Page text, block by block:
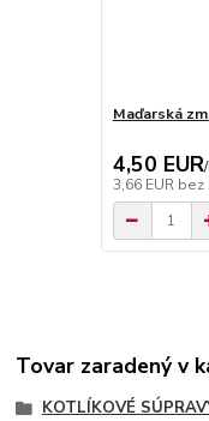
Maďarská
4,50 EUR/
3,66 EUR bez
Tovar zaradený v
KOTLÍKOVÉ